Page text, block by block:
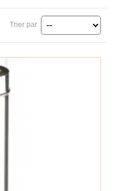
Trier par